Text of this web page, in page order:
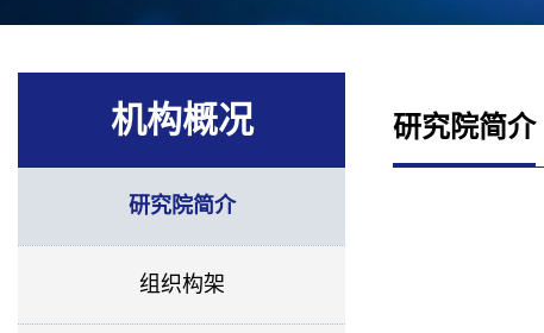
机构概况
研究院简介
组织构架
研究院简介